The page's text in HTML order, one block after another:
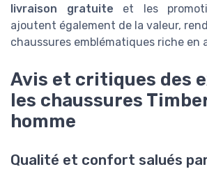
livraison gratuite et les
ajoutent également de la valeur,
chaussures emblématiques riche en
Avis et critiques des
les chaussures
homme
Qualité et confort salués